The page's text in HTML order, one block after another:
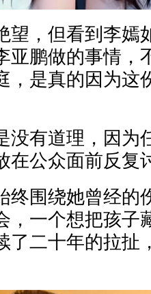
望，但看到李嫣
亚鹏做的事情，
，是真的因为这
没有道理，因为
在公众面前反复
终围绕她曾经的
，一个想把孩子
了二十年的拉扯